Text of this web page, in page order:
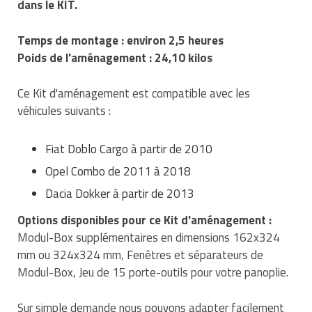
Vêtements personnalisés
Vitrines pour magasin
Traitement de l'air
Traitement des eaux
Transformateur électrique
Tubes et profilés
Tuyau flexible
Tuyau renforcé
Ventilateurs et aération d'atelier
Tapis et caillebotis
Traitement du linge
Vestiaires et casiers
Equipements de football
Equipements de karting
Equipements pour roller
Equipements pour skateboard
Equipements pour stade et terrain
sportif
Jeu gymnique
Loisirs
Piano de cuisson
Pompes à sauce
Portes commandes restaurant
Présentoir pour restaurant
Réfrigérateur professionnel
Restauration foraine
Robinetterie professionnelle
dans le KIT.
Temps de montage : environ 2,5 heures
Poids de l'aménagement : 24,10 kilos
Ce Kit d'aménagement est compatible avec les
véhicules suivants :
Fiat Doblo Cargo à partir de 2010
Opel Combo de 2011 à 2018
Dacia Dokker à partir de 2013
Options disponibles pour ce Kit d'aménagement :
Modul-Box supplémentaires en dimensions 162x324
mm ou 324x324 mm, Fenêtres et séparateurs de
Modul-Box, Jeu de 15 porte-outils pour votre panoplie.
Sur simple demande nous pouvons adapter facilement